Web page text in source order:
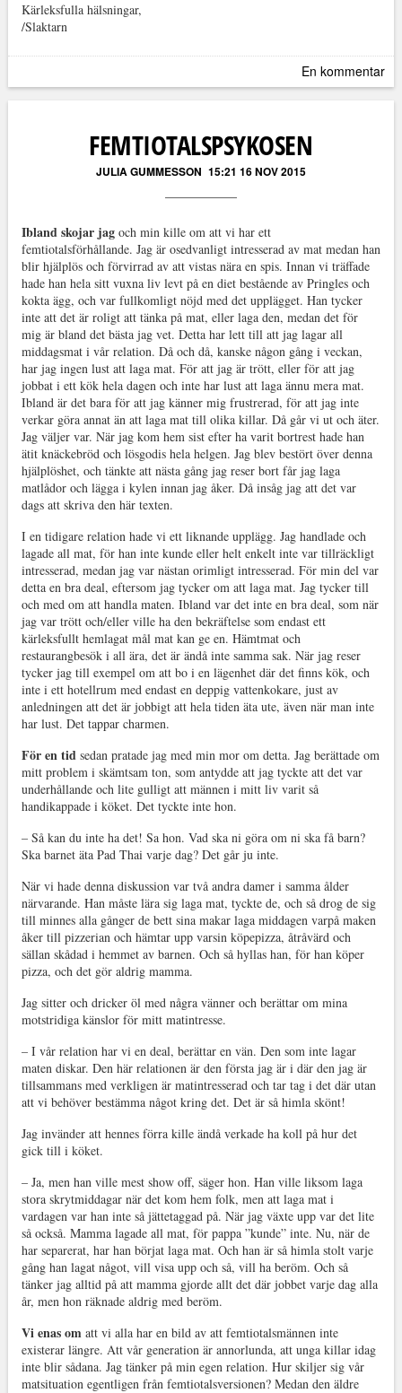
Kärleksfulla hälsningar,
/Slaktarn
En kommentar
FEMTIOTALSPSYKOSEN
JULIA GUMMESSON 15:21 16 NOV 2015
Ibland skojar jagoch min kille om att vi har ett
femtiotalsförhållande. Jag är osedvanligt intresserad av mat medan han
blir hjälplös och förvirrad av att vistas nära en spis. Innan vi träffade
hade han hela sitt vuxna liv levt på en diet bestående av Pringles och
kokta ägg, och var fullkomligt nöjd med det upplägget. Han tycker
inte att det är roligt att tänka på mat, eller laga den, medan det för
mig är bland det bästa jag vet. Detta har lett till att jag lagar all
middagsmat i vår relation. Då och då, kanske någon gång i veckan,
har jag ingen lust att laga mat. För att jag är trött, eller för att jag
jobbat i ett kök hela dagen och inte har lust att laga ännu mera mat.
Ibland är det bara för att jag känner mig frustrerad, för att jag inte
verkar göra annat än att laga mat till olika killar. Då går vi ut och äter.
Jag väljer var. När jag kom hem sist efter ha varit bortrest hade han
ätit knäckebröd och lösgodis hela helgen. Jag blev bestört över denna
hjälplöshet, och tänkte att nästa gång jag reser bort får jag laga
matlådor och lägga i kylen innan jag åker. Då insåg jag att det var
dags att skriva den här texten.
I en tidigare relation hade vi ett liknande upplägg. Jag handlade och
lagade all mat, för han inte kunde eller helt enkelt inte var tillräckligt
intresserad, medan jag var nästan orimligt intresserad. För min del var
detta en bra deal, eftersom jag tycker om att laga mat. Jag tycker till
och med om att handla maten. Ibland var det inte en bra deal, som när
jag var trött och/eller ville ha den bekräftelse som endast ett
kärleksfullt hemlagat mål mat kan ge en. Hämtmat och
restaurangbesök i all ära, det är ändå inte samma sak. När jag reser
tycker jag till exempel om att bo i en lägenhet där det finns kök, och
inte i ett hotellrum med endast en deppig vattenkokare, just av
anledningen att det är jobbigt att hela tiden äta ute, även när man inte
har lust. Det tappar charmen.
För en tidsedan pratade jag med min mor om detta. Jag berättade om
mitt problem i skämtsam ton, som antydde att jag tyckte att det var
underhållande och lite gulligt att männen i mitt liv varit så
handikappade i köket. Det tyckte inte hon.
– Så kan du inte ha det! Sa hon. Vad ska ni göra om ni ska få barn?
Ska barnet äta Pad Thai varje dag? Det går ju inte.
När vi hade denna diskussion var två andra damer i samma ålder
närvarande. Han måste lära sig laga mat, tyckte de, och så drog de sig
till minnes alla gånger de bett sina makar laga middagen varpå maken
åker till pizzerian och hämtar upp varsin köpepizza, åtråvärd och
sällan skådad i hemmet av barnen. Och så hyllas han, för han köper
pizza, och det gör aldrig mamma.
Jag sitter och dricker öl med några vänner och berättar om mina
motstridiga känslor för mitt matintresse.
– I vår relation har vi en deal, berättar en vän. Den som inte lagar
maten diskar. Den här relationen är den första jag är i där den jag är
tillsammans med verkligen är matintresserad och tar tag i det där utan
att vi behöver bestämma något kring det. Det är så himla skönt!
Jag invänder att hennes förra kille ändå verkade ha koll på hur det
gick till i köket.
– Ja, men han ville mest show off, säger hon. Han ville liksom laga
stora skrytmiddagar när det kom hem folk, men att laga mat i
vardagen var han inte så jättetaggad på. När jag växte upp var det lite
så också. Mamma lagade all mat, för pappa ”kunde” inte. Nu, när de
har separerat, har han börjat laga mat. Och han är så himla stolt varje
gång han lagat något, vill visa upp och så, vill ha beröm. Och så
tänker jag alltid på att mamma gjorde allt det där jobbet varje dag alla
år, men hon räknade aldrig med beröm.
Vi enas omatt vi alla har en bild av att femtiotalsmännen inte
existerar längre. Att vår generation är annorlunda, att unga killar idag
inte blir sådana. Jag tänker på min egen relation. Hur skiljer sig vår
matsituation egentligen från femtiotalsversionen? Medan den äldre